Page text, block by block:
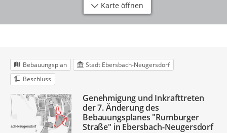
Karte öffnen
Bebauungsplan
Stadt Ebersbach-Neugersdorf
Beschluss
Genehmigung und Inkrafttreten
der 7. Änderung des
Bebauungsplanes "Rumburger
Straße" in Ebersbach-Neugersdorf